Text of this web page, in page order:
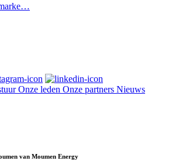
Onze leden Onze partners Nieuws
van Moumen Energy